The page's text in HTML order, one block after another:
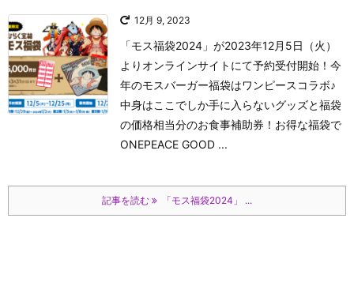
12月 9, 2023
「モス福袋2024」が2023年12月5日（火）
よりオンラインサイトにて予約受付開始！今
年のモスバーガー福袋はワンピースコラボ♪
中身はここでしか手に入らないグッズと福袋
の価格相当分のお食事補助券！お得な福袋で
ONEPEACE GOOD ...
記事を読む 「モス福袋2024」 ...